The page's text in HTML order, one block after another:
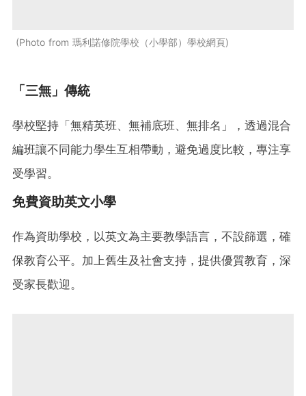
Photo from 瑪利諾修院學校（小學部）學校網頁
「三無」傳統
學校堅持「無精英班、無補底班、無排名」，透過混合
編班讓不同能力學生互相帶動，避免過度比較，專注享
受學習。
免費資助英文小學
作為資助學校，以英文為主要教學語言，不設篩選，確
保教育公平。加上舊生及社會支持，提供優質教育，深
受家長歡迎。